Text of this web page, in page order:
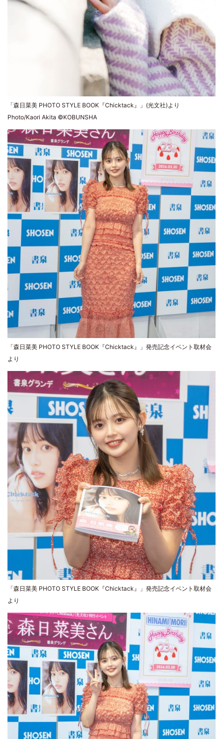
「森日菜美 PHOTO STYLE BOOK『Chicktack』」(光文社)より
Photo/Kaori Akita ©KOBUNSHA
「森日菜美 PHOTO STYLE BOOK『Chicktack』」発売記念イベント取材会
より
「森日菜美 PHOTO STYLE BOOK『Chicktack』」発売記念イベント取材会
より